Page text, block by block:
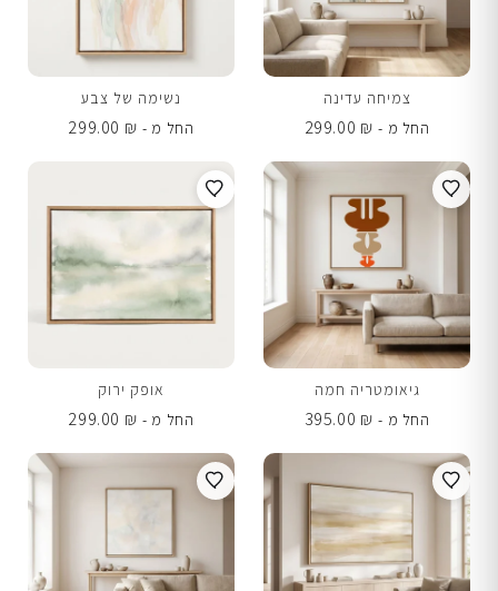
צמיחה עדינה
החל מ -
299.00 ₪
נשימה של צבע
החל מ -
299.00 ₪
גיאומטריה חמה
החל מ -
395.00 ₪
אופק ירוק
החל מ -
299.00 ₪